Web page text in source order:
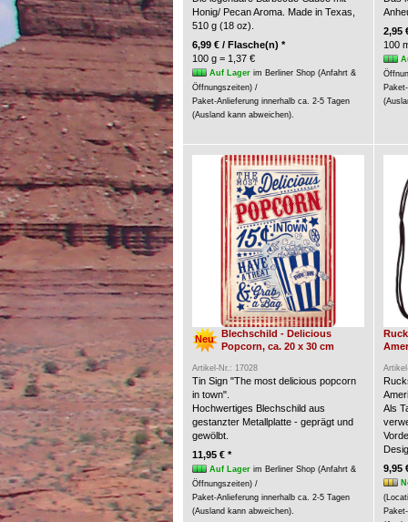
Honig/ Pecan Aroma. Made in Texas,
510 g (18 oz).
6,99 € / Flasche(n) *
100 g = 1,37 €
Auf Lagerim Berliner Shop (Anfahrt &
Öffnungszeiten) /
Paket-Anlieferung innerhalb ca. 2-5 Tagen
(Ausland kann abweichen).
2,95
100
Neu
Blechschild - Delicious
Popcorn, ca. 20 x 30 cm
Artikel-Nr.: 17028
Tin Sign "The most delicious popcorn
in town".
Hochwertiges Blechschild aus
gestanzter Metallplatte - geprägt und
gewölbt.
11,95 € *
Auf Lagerim Berliner Shop (Anfahrt &
Öffnungszeiten) /
Paket-Anlieferung innerhalb ca. 2-5 Tagen
(Ausland kann abweichen).
Als
9,95